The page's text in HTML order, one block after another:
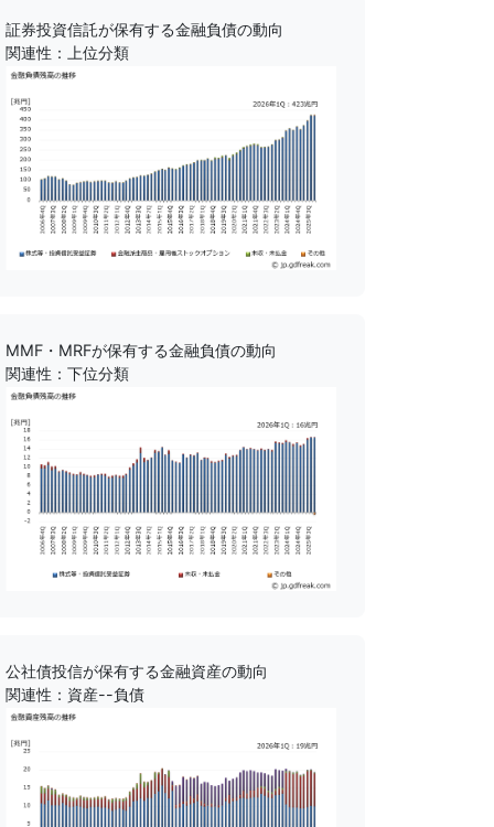
証券投資信託が保有する金融負債の動向
関連性：上位分類
MMF・MRFが保有する金融負債の動向
関連性：下位分類
公社債投信が保有する金融資産の動向
関連性：資産--負債